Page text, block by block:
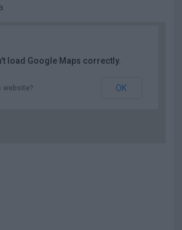
load Google Maps correctly.
website? OK